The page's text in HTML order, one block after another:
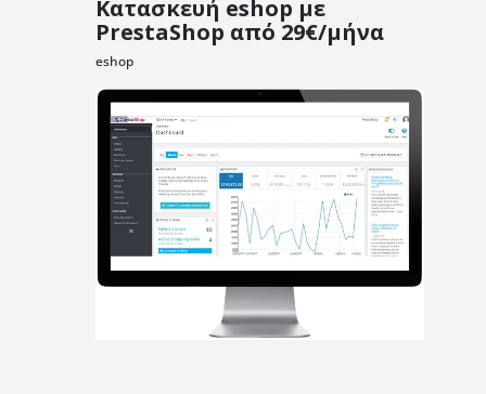
Κατασκευή eshop με
PrestaShop από 29€/μήνα
eshop